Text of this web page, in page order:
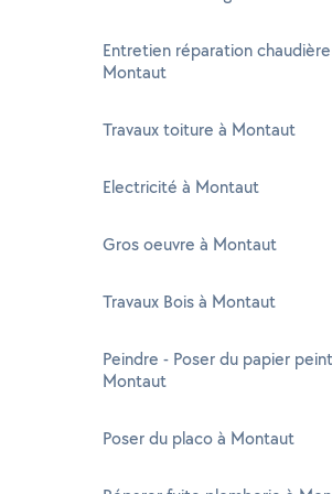
Entretien réparation
Montaut
Travaux toiture à Montaut
Electricité à Montaut
Gros oeuvre à Montaut
Travaux Bois à Montaut
Peindre - Poser du papier
Montaut
Poser du placo à Montaut